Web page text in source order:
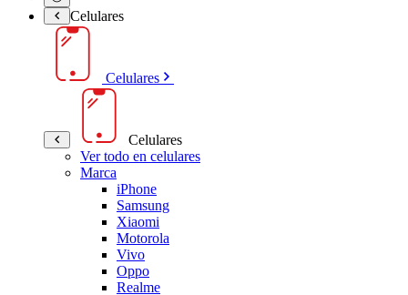
Celulares
Celulares
Celulares
Ver todo en celulares
Marca
iPhone
Samsung
Xiaomi
Motorola
Vivo
Oppo
Realme